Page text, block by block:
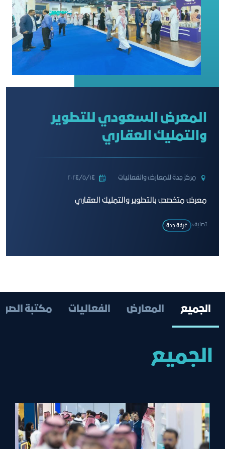
المعرض السعودي للتطوير
والتمليك العقاري
مركز جدة للمعارض والفعاليات ١٤‏/٥‏/٢٠٢٤
معرض متخصص بالتطوير والتمليك العقاري
تصنيف: غرفة جدة
الجميع المعارض الفعاليات مكتبة
الجميع